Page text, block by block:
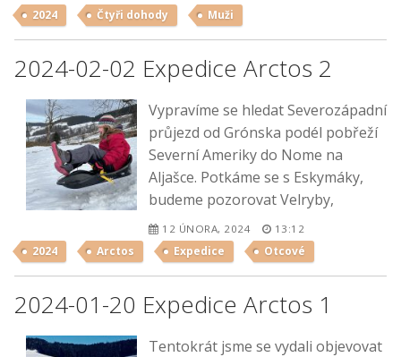
2024 Čtyři dohody Muži
2024-02-02 Expedice Arctos 2
Vypravíme se hledat Severozápadní
průjezd od Grónska podél pobřeží
Severní Ameriky do Nome na
Aljašce. Potkáme se s Eskymáky,
budeme pozorovat Velryby,
12 ÚNORA, 2024 13:12
2024 Arctos Expedice Otcové
2024-01-20 Expedice Arctos 1
Tentokrát jsme se vydali objevovat